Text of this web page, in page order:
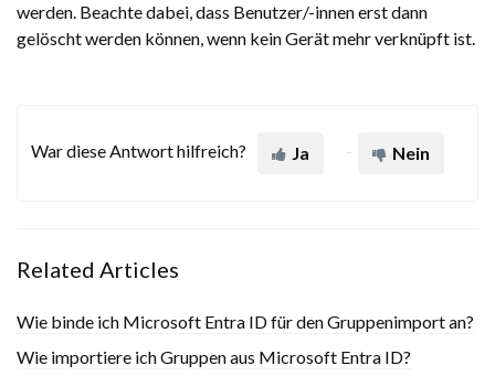
werden. Beachte dabei, dass Benutzer/-innen erst dann
gelöscht werden können, wenn kein Gerät mehr verknüpft ist.
War diese Antwort hilfreich? Ja Nein
Related Articles
Wie binde ich Microsoft Entra ID für den Gruppenimport an?
Wie importiere ich Gruppen aus Microsoft Entra ID?